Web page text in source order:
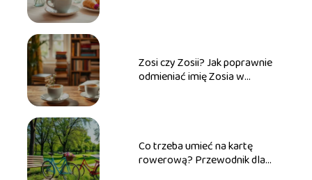
Zosi czy Zosii? Jak poprawnie
odmieniać imię Zosia w
Co trzeba umieć na kartę
rowerową? Przewodnik dla